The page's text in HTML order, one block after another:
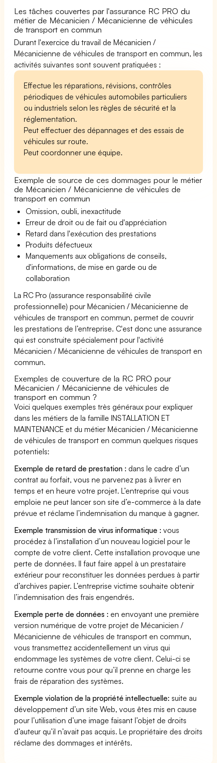
Les tâches couvertes par l'assurance RC PRO du
métier de Mécanicien / Mécanicienne de véhicules
de transport en commun
Durant l'exercice du travail de Mécanicien /
Mécanicienne de véhicules de transport en commun, les
activités suivantes sont souvent pratiquées :
Effectue les réparations, révisions, contrôles
périodiques de véhicules automobiles particuliers
ou industriels selon les règles de sécurité et la
réglementation.
Peut effectuer des dépannages et des essais de
véhicules sur route.
Peut coordonner une équipe.
Exemple de source de ces dommages pour le métier
de Mécanicien / Mécanicienne de véhicules de
transport en commun
Omission, oubli, inexactitude
Erreur de droit ou de fait ou d'appréciation
Retard dans l'exécution des prestations
Produits défectueux
Manquements aux obligations de conseils,
d'informations, de mise en garde ou de
collaboration
La RC Pro (assurance responsabilité civile
professionnelle) pour Mécanicien / Mécanicienne de
véhicules de transport en commun, permet de couvrir
les prestations de l’entreprise. C'est donc une assurance
qui est construite spécialement pour l'activité
Mécanicien / Mécanicienne de véhicules de transport en
commun.
Exemples de couverture de la RC PRO pour
Mécanicien / Mécanicienne de véhicules de
transport en commun ?
Voici quelques exemples très généraux pour expliquer
dans les métiers de la famille INSTALLATION ET
MAINTENANCE et du métier Mécanicien / Mécanicienne
de véhicules de transport en commun quelques risques
potentiels:
Exemple de retard de prestation : dans le cadre d’un
contrat au forfait, vous ne parvenez pas à livrer en
temps et en heure votre projet. L’entreprise qui vous
emploie ne peut lancer son site d’e-commerce à la date
prévue et réclame l’indemnisation du manque à gagner.
Exemple transmission de virus informatique : vous
procédez à l’installation d’un nouveau logiciel pour le
compte de votre client. Cette installation provoque une
perte de données. Il faut faire appel à un prestataire
extérieur pour reconstituer les données perdues à partir
d’archives papier. L’entreprise victime souhaite obtenir
l’indemnisation des frais engendrés.
Exemple perte de données : en envoyant une première
version numérique de votre projet de Mécanicien /
Mécanicienne de véhicules de transport en commun,
vous transmettez accidentellement un virus qui
endommage les systèmes de votre client. Celui-ci se
retourne contre vous pour qu’il prenne en charge les
frais de réparation des systèmes.
Exemple violation de la propriété intellectuelle: suite au
développement d’un site Web, vous êtes mis en cause
pour l’utilisation d’une image faisant l’objet de droits
d’auteur qu’il n’avait pas acquis. Le propriétaire des droits
réclame des dommages et intérêts.